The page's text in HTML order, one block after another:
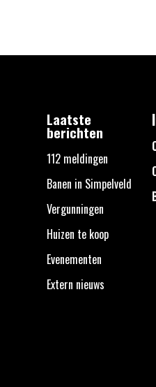
Laatste
berichten
112 meldingen
Banen in Simpelveld
Vergunningen
Huizen te koop
Evenementen
Extern nieuws